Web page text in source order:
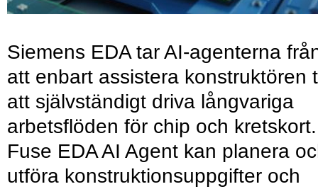
Siemens EDA tar AI-agenterna
att enbart assistera konstruktören
att självständigt driva långvariga
arbetsflöden för chip och kretskort.
Fuse EDA AI Agent kan planera
utföra konstruktionsuppgifter och